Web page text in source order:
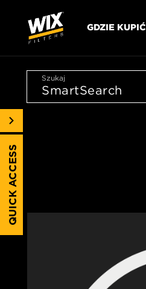
GDZIE KUPIĆ
Szukaj
QUICK ACCESS